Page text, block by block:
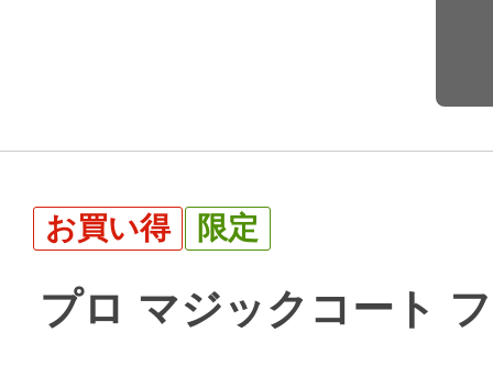
お買い得 限定
プロ マジックコート